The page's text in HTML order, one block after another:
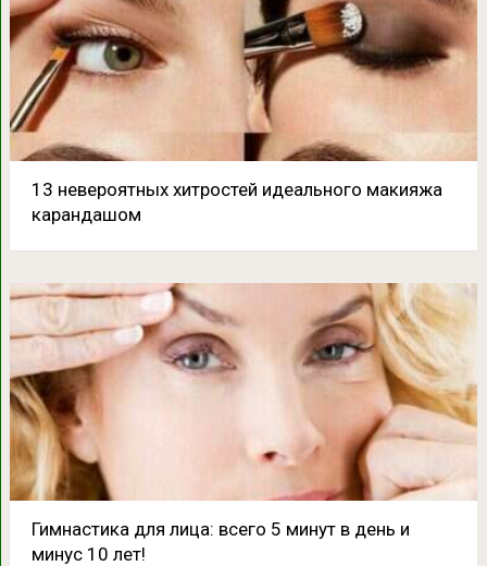
13 невероятных хитростей идеального макияжа
карандашом
Гимнастика для лица: всего 5 минут в день и
минус 10 лет!